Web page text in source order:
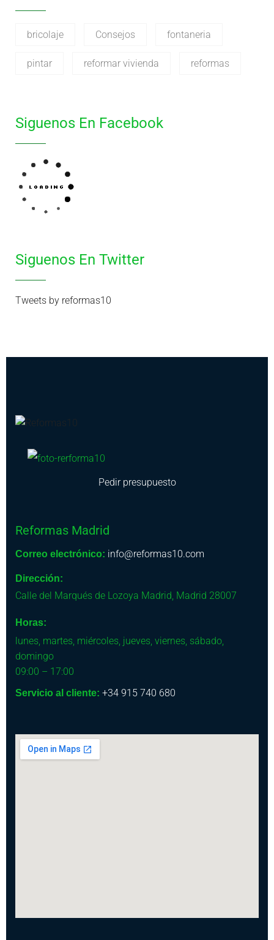
bricolaje Consejos fontaneria
pintar reformar vivienda reformas
Siguenos En Facebook
Siguenos En Twitter
Tweets by reformas10
Pedir presupuesto
Reformas Madrid
Correo electrónico: info@reformas10.com
Dirección:
Calle del Marqués de Lozoya Madrid, Madrid 28007
Horas:
lunes, martes, miércoles, jueves, viernes, sábado,
domingo
09:00 – 17:00
Servicio al cliente: +34 915 740 680